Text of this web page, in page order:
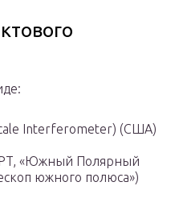
Interferometer) (США)
«Южный Полярный
южного полюса»)